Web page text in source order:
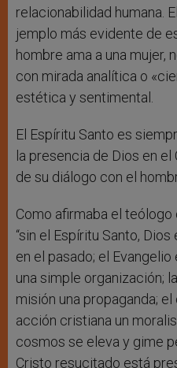
relacionabilidad humana.
jemplo más evidente de
hombre ama a una mujer,
con mirada analítica o
estética y sentimental.
El Espíritu Santo es
la presencia de Dios en
de su diálogo con el
Como afirmaba el
“sin el Espíritu Santo,
en el pasado; el
una simple organización;
misión una propaganda;
acción cristiana un
cosmos se eleva y gime
Cristo resucitado está